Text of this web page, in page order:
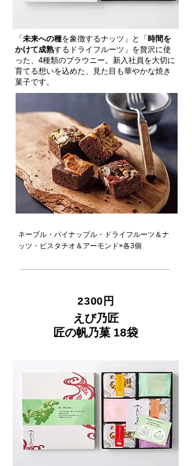
「 未来への種を象徴するナッツ」と「 時間を
かけて成熟する ドライフルーツ」を贅沢に使
った、4種類のブラウニー。新入社員を大切に
育てる想いを込めた、見た目も華やかな焼き
菓子です。
ネーブル・パイナップル・ドライフルーツ＆ナ
ッツ・ピスタチオ＆アーモンド×各3個
2300円
えび乃匠
匠の帆乃菓 18袋